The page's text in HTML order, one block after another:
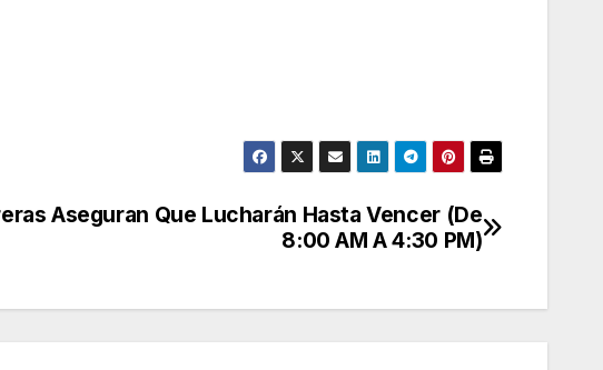
Aseguran Que Lucharán Hasta Vencer (De
8:00 AM A 4:30 PM)